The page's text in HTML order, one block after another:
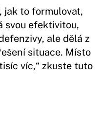
jak to formulovat,
svou efektivitou,
ale dělá z
situace. Místo
víc,“ zkuste tuto